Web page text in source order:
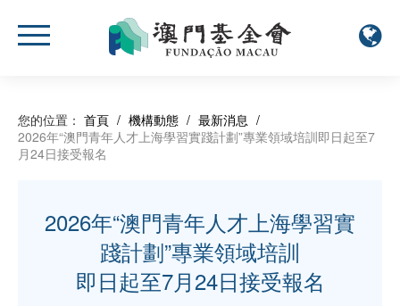
您的位置： 首頁 / 機構動態 / 最新消息 /
2026年“澳門青年人才上海學習實踐計劃”專業領域培訓即日起至7
月24日接受報名
2026年“澳門青年人才上海學習實
踐計劃”專業領域培訓
即日起至7月24日接受報名